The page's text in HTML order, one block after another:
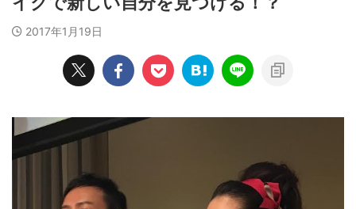
2017年1月19日